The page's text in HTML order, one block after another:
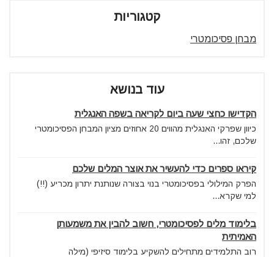
קטגוריות
מבחן פסיכומטרי
עוד בנושא
הקדישו כחצי שעה ביום לקריאה בשפה האנגלית
כיוון שפרקי האנגלית מהווים 20 אחוזים מציון המבחן הפסיכומטרי
שלכם, זהו...
קיראו ספרים כדי להעשיר את אוצר המלים שלכם
הפרק המילולי בפסיכומטרי בנוי בצורה שנותנת יתרון מכריע (!!)
למי שקרא...
בלימוד מלים לפסיכומטרי, חשוב להבין את משמעותן
האמיתית
רוב התלמידים מתחילים להשקיע בלימוד סיזיפי (מילה